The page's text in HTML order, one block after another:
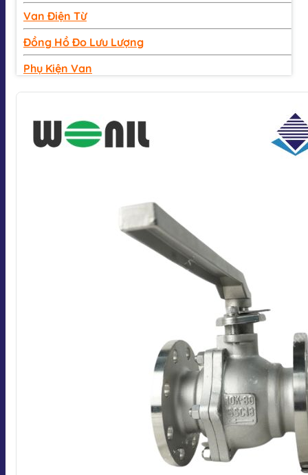
Van Điện Từ
Đồng Hồ Đo Lưu Lượng
Phụ Kiện Van